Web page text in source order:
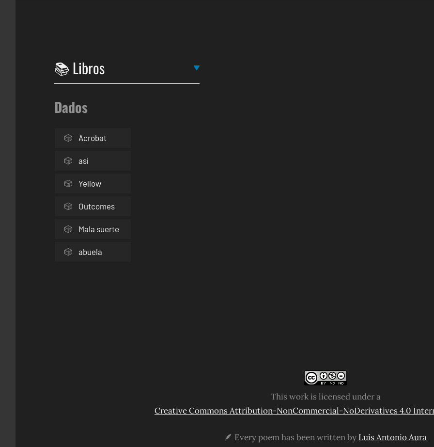
Dados
Acrobat
así
Yellow
Outcomes
Mala suerte
abuela
This work is licensed under a
Creative Commons Attribution-NonCommercial-NoDerivatives 4.0
🪶 Every poem has been written by Luis Antonio Aura